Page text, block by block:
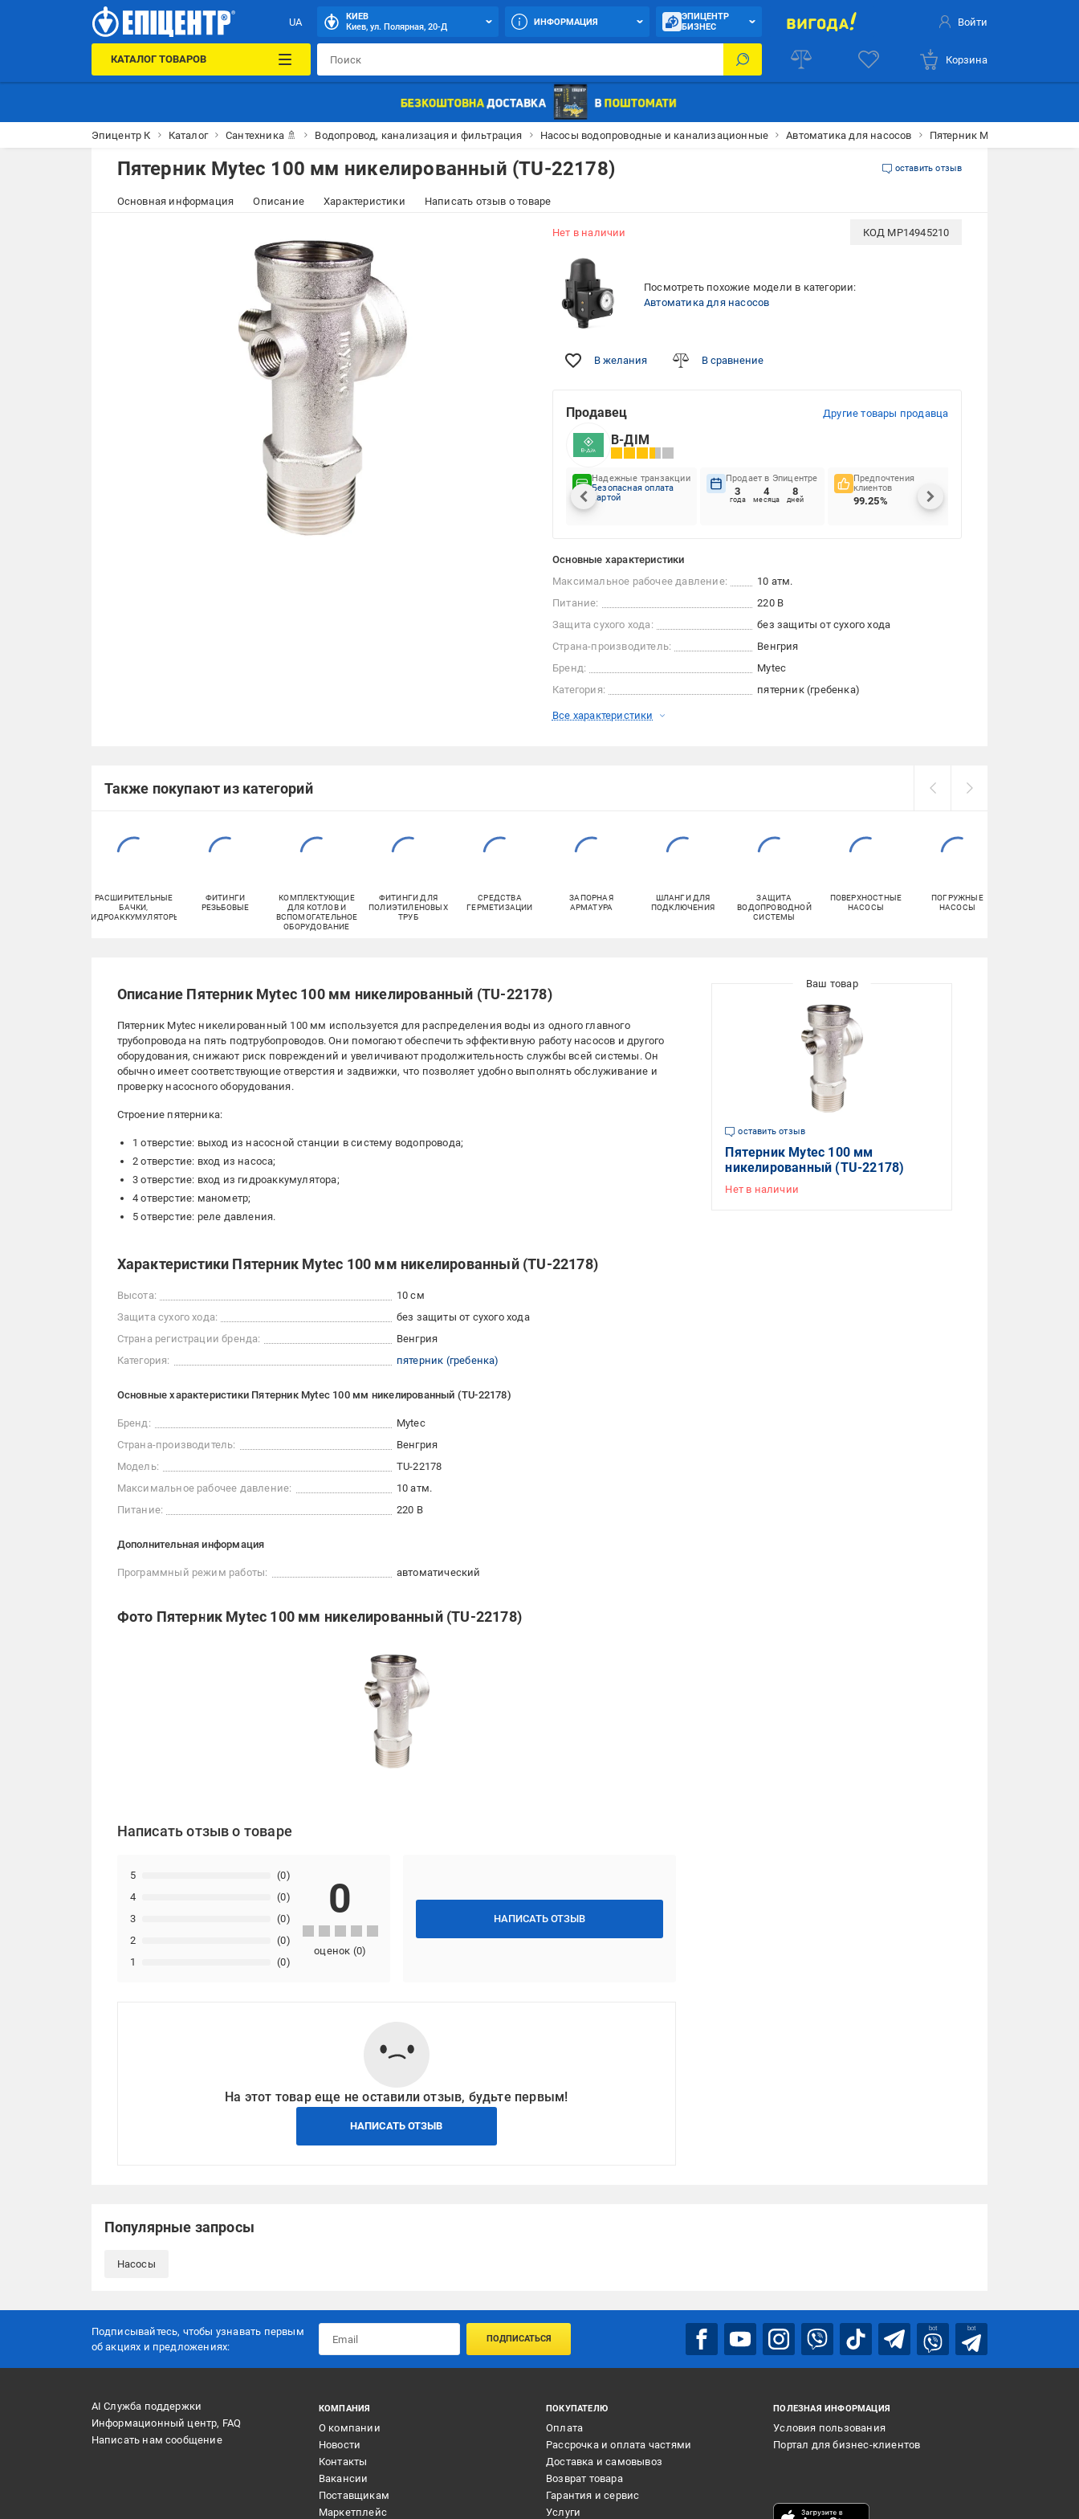
UA
КИЕВ
Киев, ул. Полярная, 20-Д
ИНФОРМАЦИЯ
ЭПИЦЕНТР
БИЗНЕС
Войти
КАТАЛОГ ТОВАРОВ Корзина
Эпицентр К Каталог Сантехника 🚿 Водопровод, канализация и фильтрация Насосы водопроводные и канализационные Автоматика для насосов Пятерник Mytec 100 мм
Пятерник Mytec 100 мм никелированный (TU-22178) оставить отзыв
Основная информация Описание Характеристики Написать отзыв о товаре
Нет в наличии КОД MP14945210
Посмотреть похожие модели в категории:
Автоматика для насосов
В желания В сравнение
Продавец Другие товары продавца
В-ДІМ
Надежные транзакции
Безопасная оплата
картой
Продает в Эпицентре
3
года
4
месяца
8
дней
Предпочтения
клиентов
99.25%
Основные характеристики
Максимальное рабочее давление:
10 атм.
Питание:
220 В
Защита сухого хода:
без защиты от сухого хода
Страна-производитель:
Венгрия
Бренд:
Mytec
Категория:
пятерник (гребенка)
Все характеристики
Также покупают из категорий
РАСШИРИТЕЛЬНЫЕ
БАЧКИ,
ГИДРОАККУМУЛЯТОРЫ
ФИТИНГИ
РЕЗЬБОВЫЕ
КОМПЛЕКТУЮЩИЕ
ДЛЯ КОТЛОВ И
ВСПОМОГАТЕЛЬНОЕ
ОБОРУДОВАНИЕ
ФИТИНГИ ДЛЯ
ПОЛИЭТИЛЕНОВЫХ
ТРУБ
СРЕДСТВА
ГЕРМЕТИЗАЦИИ
ЗАПОРНАЯ
АРМАТУРА
ШЛАНГИ ДЛЯ
ПОДКЛЮЧЕНИЯ
ЗАЩИТА
ВОДОПРОВОДНОЙ
СИСТЕМЫ
ПОВЕРХНОСТНЫЕ
НАСОСЫ
ПОГРУЖНЫЕ
НАСОСЫ
Описание Пятерник Mytec 100 мм никелированный (TU-22178)
Пятерник Mytec никелированный 100 мм используется для распределения воды из одного главного
трубопровода на пять подтрубопроводов. Они помогают обеспечить эффективную работу насосов и другого
оборудования, снижают риск повреждений и увеличивают продолжительность службы всей системы. Он
обычно имеет соответствующие отверстия и задвижки, что позволяет удобно выполнять обслуживание и
проверку насосного оборудования.
Строение пятерника:
1 отверстие: выход из насосной станции в систему водопровода;
2 отверстие: вход из насоса;
3 отверстие: вход из гидроаккумулятора;
4 отверстие: манометр;
5 отверстие: реле давления.
Характеристики Пятерник Mytec 100 мм никелированный (TU-22178)
Высота:
10 см
Защита сухого хода:
без защиты от сухого хода
Страна регистрации бренда:
Венгрия
Категория:
пятерник (гребенка)
Основные характеристики Пятерник Mytec 100 мм никелированный (TU-22178)
Бренд:
Mytec
Страна-производитель:
Венгрия
Модель:
TU-22178
Максимальное рабочее давление:
10 атм.
Питание:
220 В
Дополнительная информация
Программный режим работы: автоматический
Фото Пятерник Mytec 100 мм никелированный (TU-22178)
Написать отзыв о товаре
НАПИСАТЬ ОТЗЫВ
1 (0)
2 (0)
3 (0)
4 (0)
5 (0)
0
оценок (0)
На этот товар еще не оставили отзыв, будьте первым!
НАПИСАТЬ ОТЗЫВ
оставить отзыв
Пятерник Mytec 100 мм
никелированный (TU-22178)
Нет в наличии
Популярные запросы
Насосы
Подписывайтесь, чтобы узнавать первым
об акцияx и предложениях:
ПОДПИСАТЬСЯ
bot bot
AI Служба поддержки
Информационный центр, FAQ
Написать нам сообщение
КОМПАНИЯ
О компании
Новости
Контакты
Вакансии
Поставщикам
Маркетплейс
ПОКУПАТЕЛЮ
Оплата
Рассрочка и оплата частями
Доставка и самовывоз
Возврат товара
Гарантия и сервис
Услуги
ПОЛЕЗНАЯ ИНФОРМАЦИЯ
Условия пользования
Портал для бизнес-клиентов